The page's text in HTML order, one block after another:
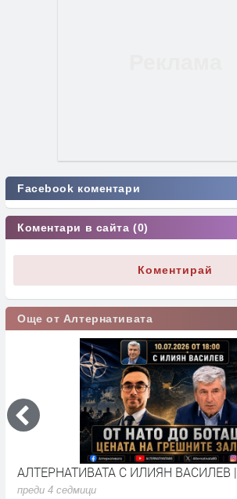
Facebook коментари
Коментари в сайта (0)
Коментирай
Още от Алтернативата
АЛТЕРНАТИВАТА С ИЛИЯН ВАСИЛЕВ |
преди 4 седмици